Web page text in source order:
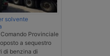
solvente
Provinciale
a sequestro
di benzina di